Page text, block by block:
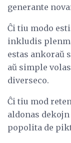
generante
Ĉi tiu modo
inkludis
estas ankoraŭ
aŭ simple
diverseco.
Ĉi tiu mod
aldonas
popolita de